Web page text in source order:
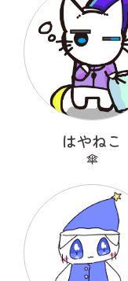
はやねこ
傘